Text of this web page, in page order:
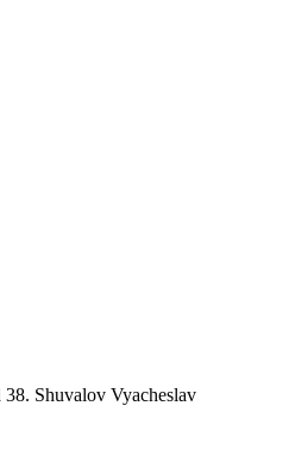
Shuvalov Vyacheslav